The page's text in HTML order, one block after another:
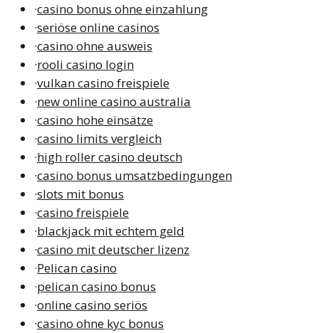
·casino bonus ohne einzahlung
·seriöse online casinos
·casino ohne ausweis
·rooli casino login
·vulkan casino freispiele
·new online casino australia
·casino hohe einsätze
·casino limits vergleich
·high roller casino deutsch
·casino bonus umsatzbedingungen
·slots mit bonus
·casino freispiele
·blackjack mit echtem geld
·casino mit deutscher lizenz
·Pelican casino
·pelican casino bonus
·online casino seriös
·casino ohne kyc bonus